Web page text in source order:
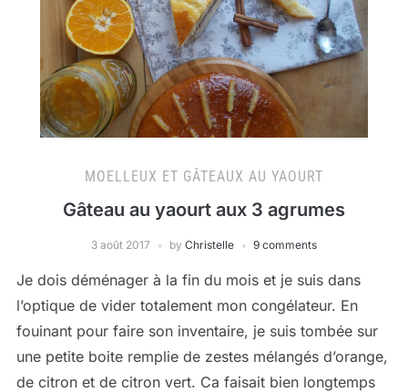
MOELLEUX ET GÂTEAUX AU YAOURT
Gâteau au yaourt aux 3 agrumes
3 août 2017 by Christelle 9 comments
Je dois déménager à la fin du mois et je suis dans
l’optique de vider totalement mon congélateur. En
fouinant pour faire son inventaire, je suis tombée sur
une petite boite remplie de zestes mélangés d’orange,
de citron et de citron vert. Ca faisait bien longtemps